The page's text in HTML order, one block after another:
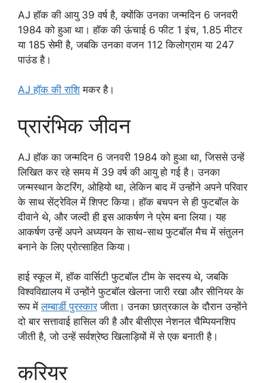
AJ हॉक की आयु 39 वर्ष है, क्योंकि उनका जन्मदिन 6 जनवरी
1984 को हुआ था। हॉक की ऊंचाई 6 फीट 1 इंच, 1.85 मीटर
या 185 सेमी है, जबकि उनका वजन 112 किलोग्राम या 247
पाउंड है।
AJ हॉक की राशिमकर है।
प्रारंभिक जीवन
AJ हॉक का जन्मदिन 6 जनवरी 1984 को हुआ था, जिससे उन्हें
लिखित कर रहे समय में 39 वर्ष की आयु हो गई है। उनका
जन्मस्थान केटरिंग, ओहियो था, लेकिन बाद में उन्होंने अपने परिवार
के साथ सेंट्रेविल में शिफ्ट किया। हॉक बचपन से ही फुटबॉल के
दीवाने थे, और जल्दी ही इस आकर्षण ने प्रेम बना लिया। यह
आकर्षण उन्हें अपने अध्ययन के साथ-साथ फुटबॉल मैच में संतुलन
बनाने के लिए प्रोत्साहित किया।
हाई स्कूल में, हॉक वार्सिटी फुटबॉल टीम के सदस्य थे, जबकि
विश्वविद्यालय में उन्होंने फुटबॉल खेलना जारी रखा और सीनियर के
रूप मेंलम्बार्डी पुरस्कारजीता। उनका छात्रकाल के दौरान उन्होंने
दो बार सत्तावाई हासिल की है और बीसीएस नेशनल चैम्पियनशिप
जीती है, जो उन्हें सर्वश्रेष्ठ खिलाड़ियों में से एक बनाती है।
करियर